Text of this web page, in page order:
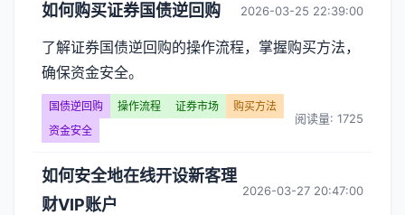
如何购买证券国债逆回购 2026-03-25 22:39:00
了解证券国债逆回购的操作流程，掌握购买方法，
确保资金安全。
国债逆回购 操作流程 证券市场
购买方法
资金安全
阅读量: 1725
如何安全地在线开设新客理
财VIP账户
2026-03-27 20:47:00